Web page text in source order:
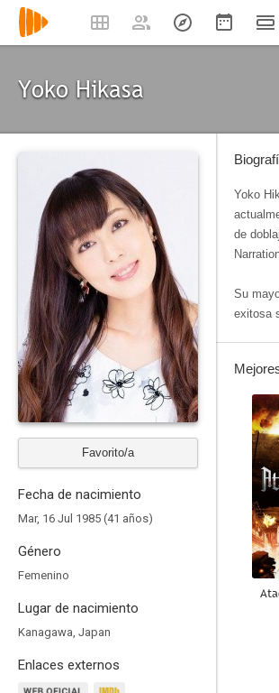
Yoko Hikasa
Favorito/a
Fecha de nacimiento
Mar, 16 Jul 1985 (41 años)
Género
Femenino
Lugar de nacimiento
Kanagawa, Japan
Enlaces externos
Yoko
de
Su
exitosa